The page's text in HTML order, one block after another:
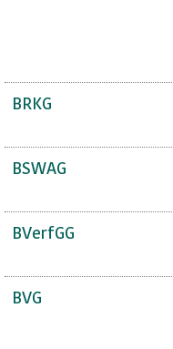
BRKG
BSWAG
BVerfGG
BVG